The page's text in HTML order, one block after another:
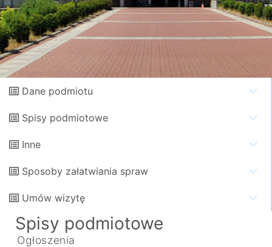
Dane podmiotu
Spisy podmiotowe
Inne
Sposoby załatwiania spraw
Umów wizytę
Spisy podmiotowe
Ogłoszenia